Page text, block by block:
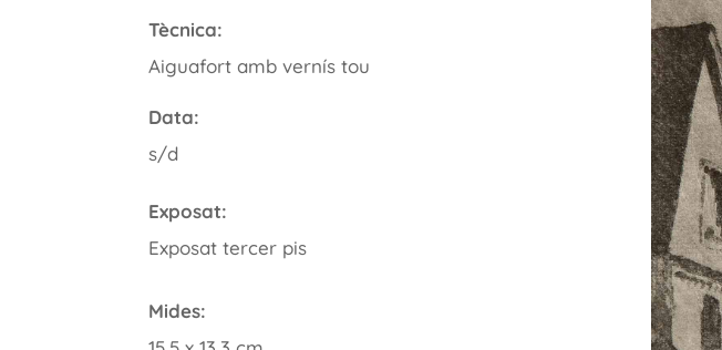
Tècnica:
Aiguafort amb vernís tou
Data:
s/d
Exposat:
Exposat tercer pis
Mides: